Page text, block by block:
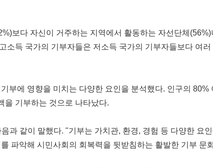
보다 자신이 거주하는 지역에서 활동하는 자선단체
소득 국가의 기부자들은 저소득 국가의 기부자들보다 여
부에 영향을 미치는 다양한 요인을 분석했다. 인구의
을 기부하는 것으로 나타났다.
과 같이 말했다. "기부는 가치관, 환경, 경험 등 다양한 요
파악해 시민사회의 회복력을 뒷받침하는 활발한 기부 문